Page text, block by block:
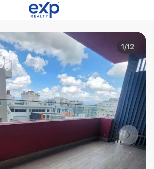
menu
de dos habitaciones con balcón